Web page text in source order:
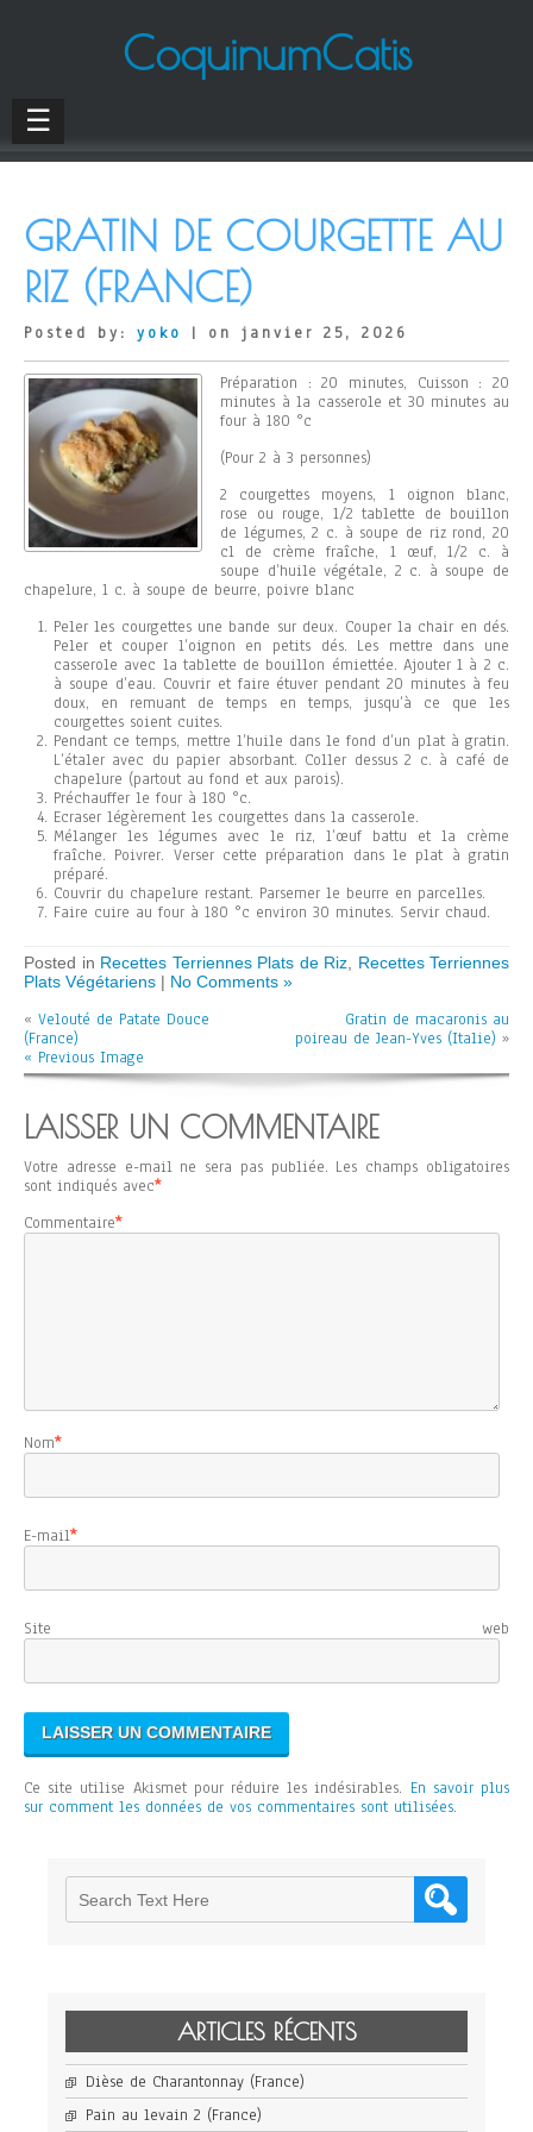
CoquinumCatis
☰
GRATIN DE COURGETTE AU
RIZ (FRANCE)
Posted by: yoko | on janvier 25, 2026
Préparation : 20 minutes, Cuisson : 20
minutes à la casserole et 30 minutes au
four à 180 °c
(Pour 2 à 3 personnes)
2 courgettes moyens, 1 oignon blanc,
rose ou rouge, 1/2 tablette de bouillon
de légumes, 2 c. à soupe de riz rond, 20
cl de crème fraîche, 1 œuf, 1/2 c. à
soupe d’huile végétale, 2 c. à soupe de
chapelure, 1 c. à soupe de beurre, poivre blanc
Peler les courgettes une bande sur deux. Couper la chair en dés.
Peler et couper l’oignon en petits dés. Les mettre dans une
casserole avec la tablette de bouillon émiettée. Ajouter 1 à 2 c.
à soupe d’eau. Couvrir et faire étuver pendant 20 minutes à feu
doux, en remuant de temps en temps, jusqu’à ce que les
courgettes soient cuites.
Pendant ce temps, mettre l’huile dans le fond d’un plat à gratin.
L’étaler avec du papier absorbant. Coller dessus 2 c. à café de
chapelure (partout au fond et aux parois).
Préchauffer le four à 180 °c.
Ecraser légèrement les courgettes dans la casserole.
Mélanger les légumes avec le riz, l’œuf battu et la crème
fraîche. Poivrer. Verser cette préparation dans le plat à gratin
préparé.
Couvrir du chapelure restant. Parsemer le beurre en parcelles.
Faire cuire au four à 180 °c environ 30 minutes. Servir chaud.
Posted in Recettes Terriennes Plats de Riz
Recettes Terriennes
Plats Végétariens | No Comments »
« Velouté de Patate Douce
(France)
Gratin de macaronis au
poireau de Jean-Yves (Italie) »
« Previous Image
LAISSER UN COMMENTAIRE
Votre adresse e-mail ne sera pas publiée. Les champs obligatoires
sont indiqués avec*
Commentaire*
Nom*
E-mail*
Site web
Ce site utilise Akismet pour réduire les indésirables. En savoir plus
sur comment les données de vos commentaires sont utilisées.
ARTICLES RÉCENTS
Dièse de Charantonnay (France)
Pain au levain 2 (France)